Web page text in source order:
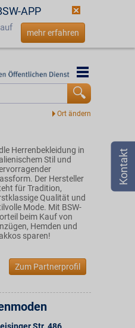
APP
mehr erfahren
Herrenbekleidung in
Stil und
Der Hersteller
für Tradition,
Qualität und
Mode. Mit BSW-
beim Kauf von
Hemden und
sparen!
Zum Partnerprofil